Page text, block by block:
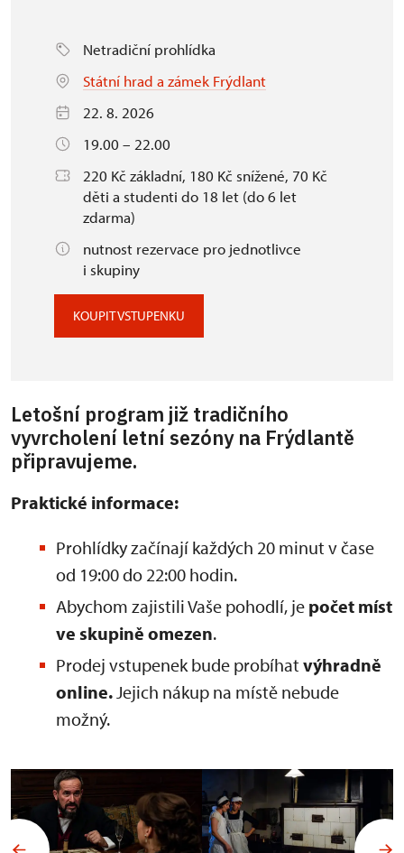
Netradiční prohlídka
Státní hrad a zámek Frýdlant
22. 8. 2026
19.00 – 22.00
220 Kč základní, 180 Kč snížené, 70 Kč
děti a studenti do 18 let (do 6 let
zdarma)
nutnost rezervace pro jednotlivce
i skupiny
KOUPIT VSTUPENKU
Letošní program již tradičního
vyvrcholení letní sezóny na Frýdlantě
připravujeme.
Praktické informace:
Prohlídky začínají každých 20 minut v čase
od 19:00 do 22:00 hodin.
Abychom zajistili Vaše pohodlí, je počet míst
ve skupině omezen.
Prodej vstupenek bude probíhat výhradně
online.Jejich nákup na místě nebude
možný.